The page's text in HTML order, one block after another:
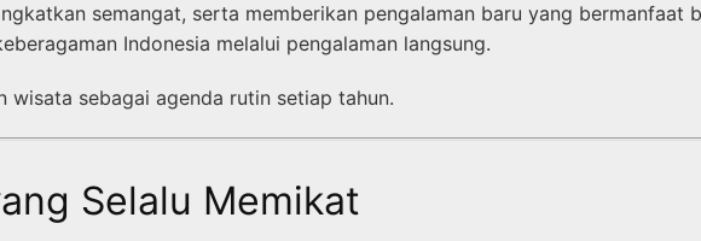
semangat, serta memberikan pengalaman baru yang bermanfaat
Indonesia melalui pengalaman langsung.
wisata sebagai agenda rutin setiap tahun.
Selalu Memikat